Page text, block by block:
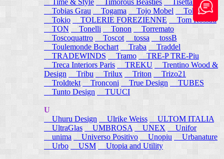
Time & Style
Timorous Beasties
Tisettanta
Tobias Grau
Togama Tojo Mobel
Token
Tokio
TOLERIE FOREZIENNE
Tom Rossau
TON
Tonelli Tonon
Torremato
Toscoquattro
Toscot tossa
tossB
Toulemonde Bochart
Traba
Traddel
TRADEWINDS
Tramo
TRE-P TRE-Piu
Treca Interiors Paris
TREKU
Trentino Wood &
Design
Tribu Trilux Triton
Trizo21
Troldtekt Tronconi True Design
TUBES
Tunto Design
TUUCI
U
Uhuru Design
Ulrike Weiss
ULTOM ITALIA
UltraGlas
UMBROSA UNEX
Unifor
unima
Universo Positivo Unopiu
Urbanature
Urbo
USM Utopia and Utility